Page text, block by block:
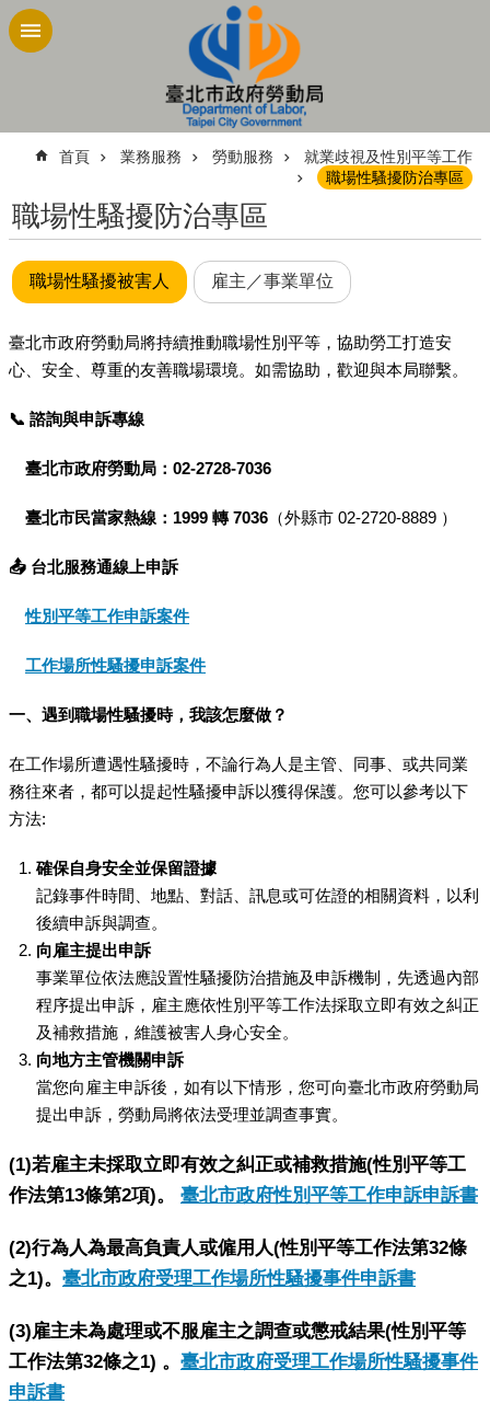
跳到主要內容區塊
首頁 業務服務 勞動服務
就業歧視及性別平等工作
職場性騷擾防治專區
職場性騷擾防治專區
職場性騷擾被害人 雇主／事業單位
臺北市政府勞動局將持續推動職場性別平等，協助勞工打造安
心、安全、尊重的友善職場環境。如需協助，歡迎與本局聯繫。
📞 諮詢與申訴專線
臺北市政府勞動局：02-2728-7036
臺北市民當家熱線：1999 轉 7036 （外縣市 02-2720-8889 ）
📤 台北服務通線上申訴
性別平等工作申訴案件
工作場所性騷擾申訴案件
一、遇到職場性騷擾時，我該怎麼做？
在工作場所遭遇性騷擾時，不論行為人是主管、同事、或共同業
務往來者，都可以提起性騷擾申訴以獲得保護。您可以參考以下
方法:
確保自身安全並保留證據
記錄事件時間、地點、對話、訊息或可佐證的相關資料，以利
後續申訴與調查。
向雇主提出申訴
事業單位依法應設置性騷擾防治措施及申訴機制，先透過內部
程序提出申訴，雇主應依性別平等工作法採取立即有效之糾正
及補救措施，維護被害人身心安全。
向地方主管機關申訴
當您向雇主申訴後，如有以下情形，您可向臺北市政府勞動局
提出申訴，勞動局將依法受理並調查事實。
(1)若雇主未採取立即有效之糾正或補救措施(性別平等工
作法第13條第2項)。 臺北市政府性別平等工作申訴申訴書
(2)行為人為最高負責人或僱用人(性別平等工作法第32條
之1)。 臺北市政府受理工作場所性騷擾事件申訴書
(3)雇主未為處理或不服雇主之調查或懲戒結果(性別平等
工作法第32條之1) 。 臺北市政府受理工作場所性騷擾事件
申訴書